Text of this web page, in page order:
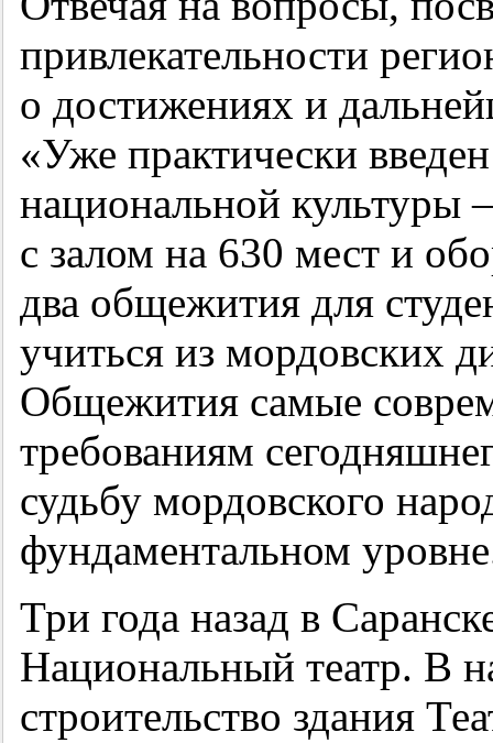
привлекательности
о достижениях и
«Уже практически
национальной культуры
с залом на 630 мест и
два общежития для
учиться из мордовских
Общежития самые
требованиям
судьбу мордовского
фундаментальном
Три года назад в
Национальный театр. В
строительство здания